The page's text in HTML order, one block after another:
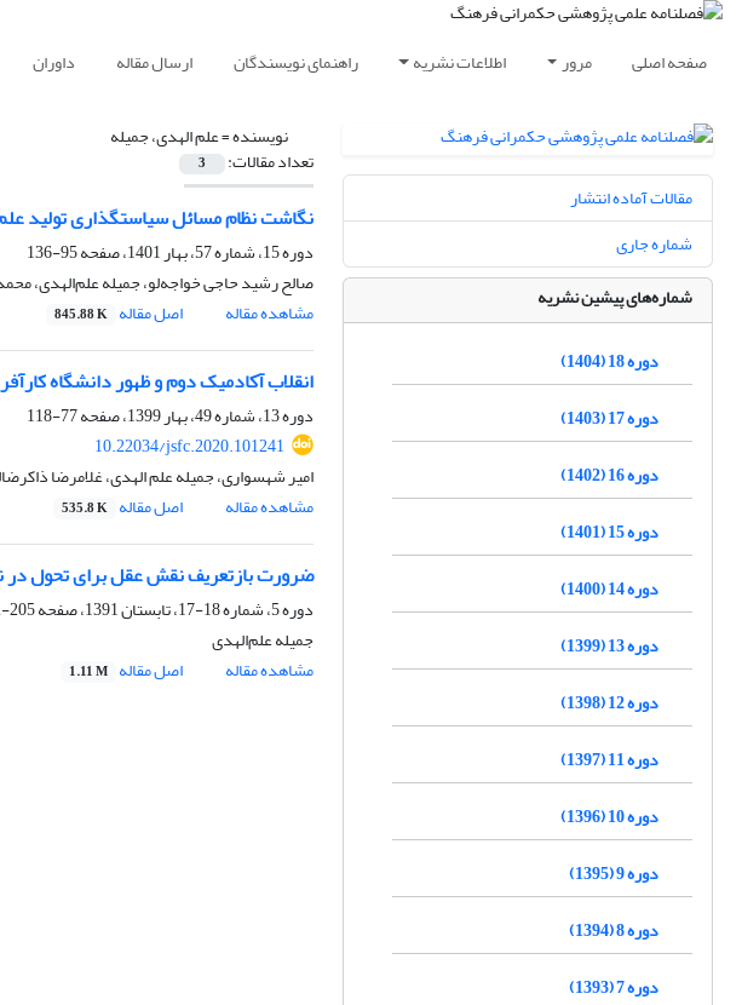
صفحه اصلی مرور اطلاعات نشریه راهنمای نویسندگان ارسال مقاله داوران
نویسنده =علم الهدی، جمیله
تعداد مقالات: 3
نگاشت نظام مسائل سیاستگذاری تولید
دوره 15، شماره 57، بهار 1401، صفحه
95-136
صالح رشید حاجی خواجه‌لو، جمیله علم‌الهدی،
مشاهده مقاله
اصل مقاله 845.88 K
انقلاب آکادمیک دوم و ظهور دانشگاه
دوره 13، شماره 49، بهار 1399، صفحه
77-118
10.22034/jsfc.2020.101241
امیر شهسواری، جمیله علم الهدی، غلامرضا
مشاهده مقاله
اصل مقاله 535.8 K
ضرورت بازتعریف نقش عقل برای تحول در
دوره 5، شماره 18-17، تابستان 1391، صفحه
205-242
جمیله علم‌الهدی
مشاهده مقاله
اصل مقاله 1.11 M
مقالات آماده انتشار
شماره جاری
شماره‌های پیشین نشریه
دوره 18 (1404)
دوره 17 (1403)
دوره 16 (1402)
دوره 15 (1401)
دوره 14 (1400)
دوره 13 (1399)
دوره 12 (1398)
دوره 11 (1397)
دوره 10 (1396)
دوره 9 (1395)
دوره 8 (1394)
دوره 7 (1393)